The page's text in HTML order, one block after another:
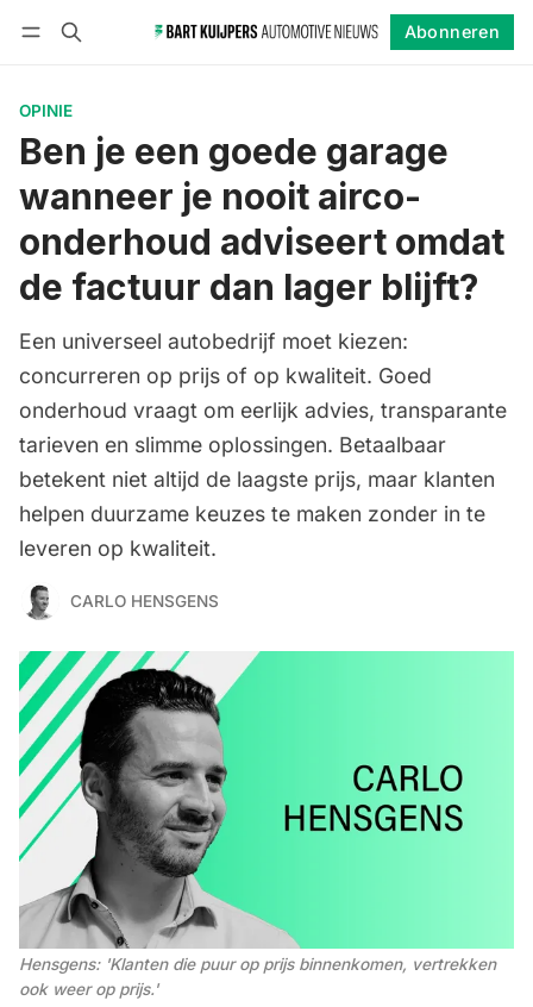
Abonneren
OPINIE
Ben je een goede garage
wanneer je nooit airco-
onderhoud adviseert omdat
de factuur dan lager blijft?
Een universeel autobedrijf moet kiezen:
concurreren op prijs of op kwaliteit. Goed
onderhoud vraagt om eerlijk advies, transparante
tarieven en slimme oplossingen. Betaalbaar
betekent niet altijd de laagste prijs, maar klanten
helpen duurzame keuzes te maken zonder in te
leveren op kwaliteit.
CARLO HENSGENS
Hensgens: 'Klanten die puur op prijs binnenkomen, vertrekken
ook weer op prijs.'